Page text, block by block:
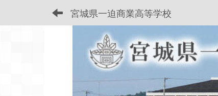
宮城県一迫商業高等学校